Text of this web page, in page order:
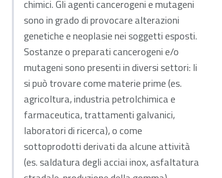
chimici. Gli agenti cancerogeni e mutageni
sono in grado di provocare alterazioni
genetiche e neoplasie nei soggetti esposti.
Sostanze o preparati cancerogeni e/o
mutageni sono presenti in diversi settori: li
si può trovare come materie prime (es.
agricoltura, industria petrolchimica e
farmaceutica, trattamenti galvanici,
laboratori di ricerca), o come
sottoprodotti derivati da alcune attività
(es. saldatura degli acciai inox, asfaltatura